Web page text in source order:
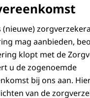
mag aanbieden,
klopt met de
u de zogenoemde
bij ons aan.
van de